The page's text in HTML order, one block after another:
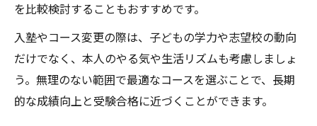
を比較検討することもおすすめです。
入塾やコース変更の際は、子どもの学力や志望校の動向
だけでなく、本人のやる気や生活リズムも考慮しましょ
う。無理のない範囲で最適なコースを選ぶことで、長期
的な成績向上と受験合格に近づくことができます。